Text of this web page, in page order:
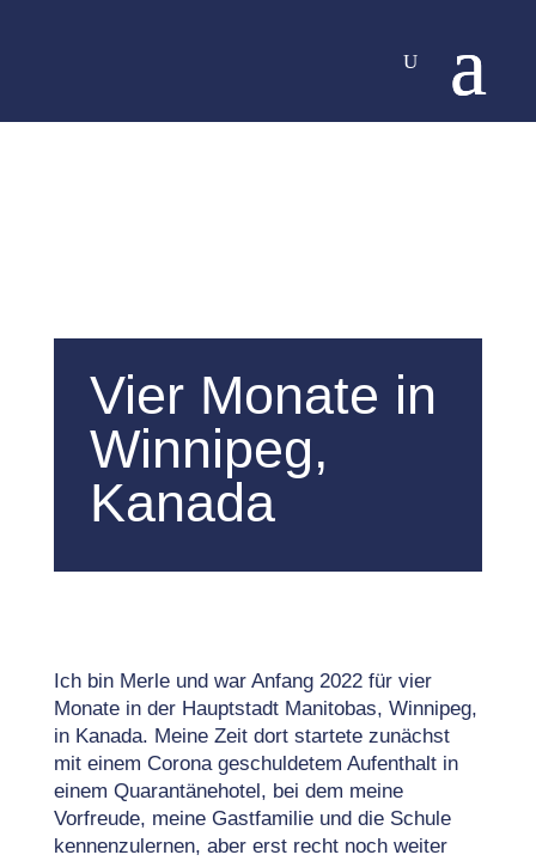
Vier Monate in
Winnipeg,
Kanada
Ich bin Merle und war Anfang 2022 für vier
Monate in der Hauptstadt Manitobas, Winnipeg,
in Kanada. Meine Zeit dort startete zunächst
mit einem Corona geschuldetem Aufenthalt in
einem Quarantänehotel, bei dem meine
Vorfreude, meine Gastfamilie und die Schule
kennenzulernen, aber erst recht noch weiter